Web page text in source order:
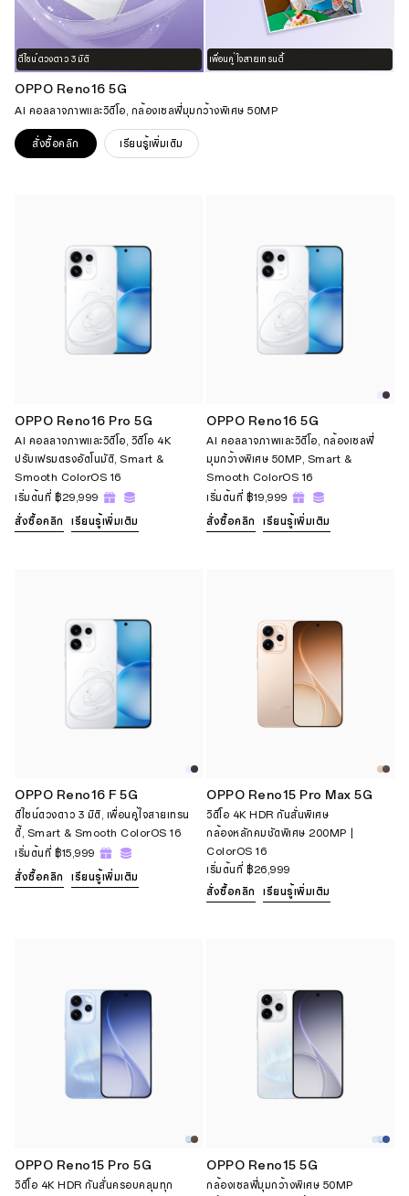
ดีไซน์ดวงดาว 3 มิติ เพื่อนคู่ใจสายเทรนดี้
OPPO Reno16 5G
AI คอลลาจภาพและวิดีโอ, กล้องเซลฟี่มุมกว้างพิเศษ 50MP
สั่งซื้อคลิก เรียนรู้เพิ่มเติม
OPPO Reno16 Pro 5G
AI คอลลาจภาพและวิดีโอ, วิดีโอ 4K
ปรับเฟรมตรงอัตโนมัติ, Smart &
Smooth ColorOS 16
เริ่มต้นที่ ฿29,999
สั่งซื้อคลิก เรียนรู้เพิ่มเติม
OPPO Reno16 5G
AI คอลลาจภาพและวิดีโอ, กล้องเซลฟี่
มุมกว้างพิเศษ 50MP, Smart &
Smooth ColorOS 16
เริ่มต้นที่ ฿19,999
สั่งซื้อคลิก เรียนรู้เพิ่มเติม
OPPO Reno16 F 5G
ดีไซน์ดวงดาว 3 มิติ, เพื่อนคู่ใจสายเทรน
ดี้, Smart & Smooth ColorOS 16
เริ่มต้นที่ ฿15,999
สั่งซื้อคลิก เรียนรู้เพิ่มเติม
OPPO Reno15 Pro Max 5G
วิดีโอ 4K HDR กันสั่นพิเศษ
กล้องหลักคมชัดพิเศษ 200MP |
ColorOS 16
เริ่มต้นที่ ฿26,999
สั่งซื้อคลิก
เรียนรู้เพิ่มเติม
OPPO Reno15 Pro 5G
วิดีโอ 4K HDR กันสั่นครอบคลุมทุก
OPPO Reno15 5G
กล้องเซลฟี่มุมกว้างพิเศษ 50MP